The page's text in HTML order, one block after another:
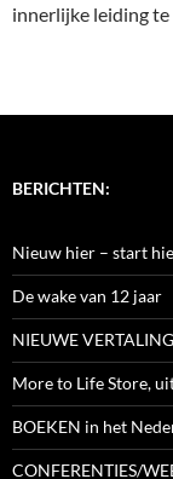
innerlijke leiding
BERICHTEN:
Nieuw hier – start
De wake van 12 jaar
NIEUWE
More to Life Store,
BOEKEN in het
CONFERENTIES/